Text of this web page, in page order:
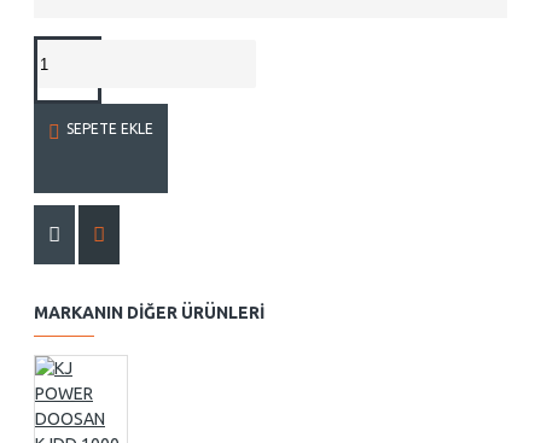
SEPETE EKLE
MARKANIN DIĞER ÜRÜNLERI